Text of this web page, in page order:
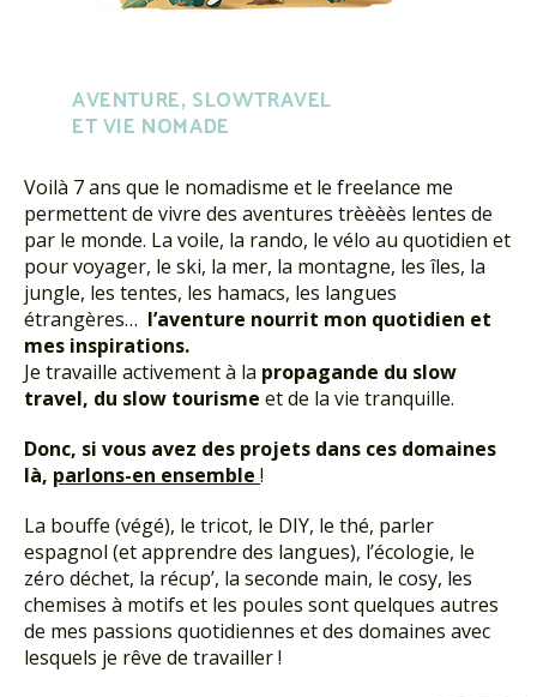
AVENTURE, SLOWTRAVEL
ET VIE NOMADE
Voilà 7 ans que le nomadisme et le freelance me
permettent de vivre des aventures trèèèès lentes de
par le monde. La voile, la rando, le vélo au quotidien et
pour voyager, le ski, la mer, la montagne, les îles, la
jungle, les tentes, les hamacs, les langues
étrangères… l’aventure nourrit mon quotidien et
mes inspirations.
Je travaille activement à la propagande du slow
travel, du slow tourisme et de la vie tranquille.
Donc, si vous avez des projets dans ces domaines
là, parlons-en ensemble !
La bouffe (végé), le tricot, le DIY, le thé, parler
espagnol (et apprendre des langues), l’écologie, le
zéro déchet, la récup’, la seconde main, le cosy, les
chemises à motifs et les poules sont quelques autres
de mes passions quotidiennes et des domaines avec
lesquels je rêve de travailler !